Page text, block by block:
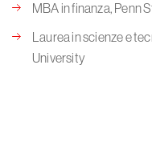
MBA in finanza, Penn
Laurea in scienze e
University